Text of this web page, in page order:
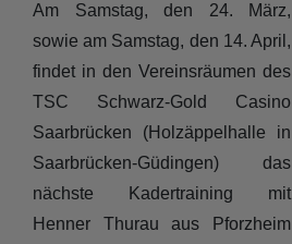
Am Samstag, den 24. März,
sowie am Samstag, den 14. April,
findet in den Vereinsräumen des
TSC Schwarz-Gold Casino
Saarbrücken (Holzäppelhalle in
Saarbrücken-Güdingen) das
nächste Kadertraining mit
Henner Thurau aus Pforzheim